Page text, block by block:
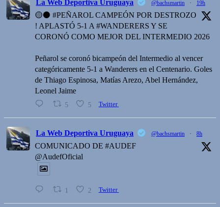
La Web Deportiva Uruguaya @bachsmartin · 19h
🟡⚫️ #PEÑAROL CAMPEÓN POR DESTROZO
! APLASTÓ 5-1 A #WANDERERS Y SE
CORONÓ COMO MEJOR DEL INTERMEDIO 2026
Peñarol se coronó bicampeón del Intermedio al vencer
categóricamente 5-1 a Wanderers en el Centenario. Goles
de Thiago Espinosa, Matías Arezo, Abel Hernández,
Leonel Jaime
5 5 Twitter
La Web Deportiva Uruguaya @bachsmartin · 8h
COMUNICADO DE #AUDEF
@AudefOficial
1 2 Twitter